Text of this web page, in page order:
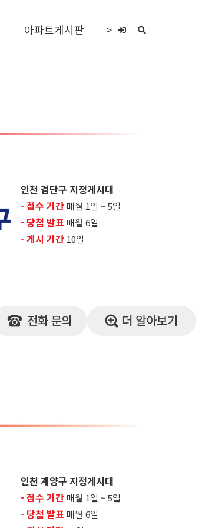
아파트게시판 >
인천 검단구 지정게시대
- 접수 기간 매월 1일 ~ 5일
- 당첨 발표 매월 6일
- 게시 기간 10일
인천 계양구 지정게시대
- 접수 기간 매월 1일 ~ 5일
- 당첨 발표 매월 6일